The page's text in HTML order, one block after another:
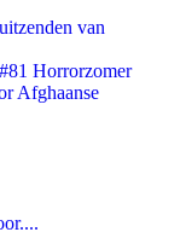
van
Horrorzomer
Afghaanse